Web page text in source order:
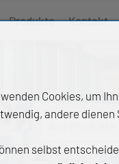
Produkte Kontakt
Cookies, um
andere
selbst